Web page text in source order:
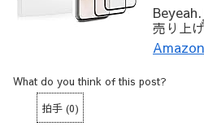
売り上
What do you think of this post?
拍手 (0)